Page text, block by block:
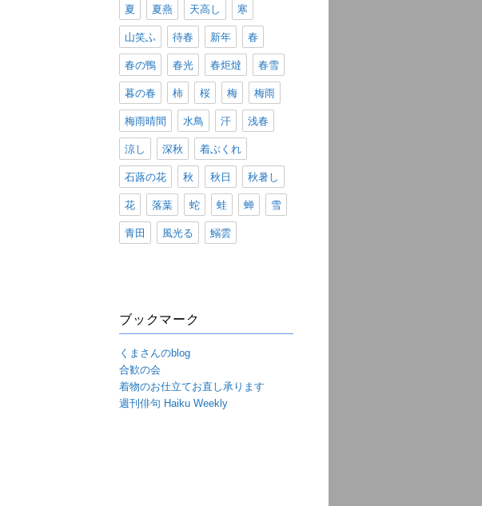
夏 夏燕 天高し 寒
山笑ふ 待春 新年 春
春の鴨 春光 春炬燵 春雪
暮の春 柿 桜 梅 梅雨
梅雨晴間 水鳥 汗 浅春
涼し 深秋 着ぶくれ
石蕗の花 秋 秋日 秋暑し
花 落葉 蛇 蛙 蝉 雪
青田 風光る 鰯雲
ブックマーク
くまさんのblog
合歓の会
着物のお仕立てお直し承ります
週刊俳句 Haiku Weekly